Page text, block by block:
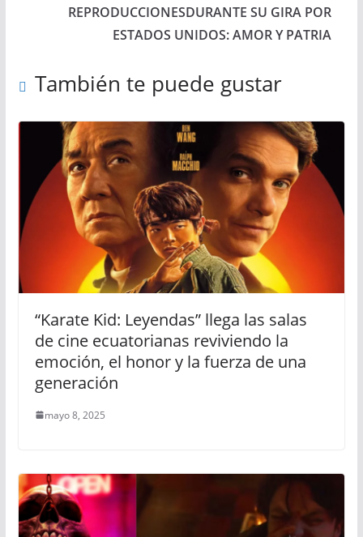
REPRODUCCIONESDURANTE SU GIRA POR
ESTADOS UNIDOS: AMOR Y PATRIA
También te puede gustar
“Karate Kid: Leyendas” llega las salas
de cine ecuatorianas reviviendo la
emoción, el honor y la fuerza de una
generación
mayo 8, 2025